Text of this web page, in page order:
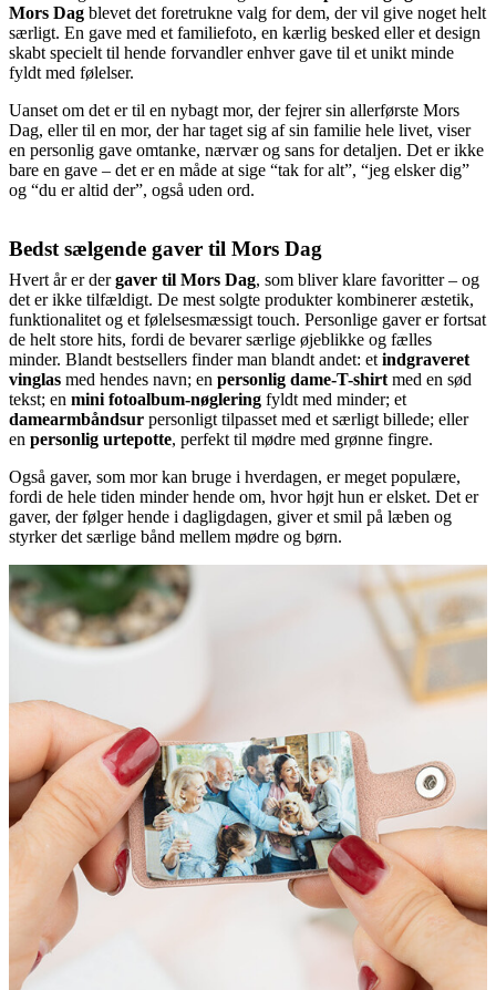
Mors Dag blevet det foretrukne valg for dem, der vil give noget helt
særligt. En gave med et familiefoto, en kærlig besked eller et design
skabt specielt til hende forvandler enhver gave til et unikt minde
fyldt med følelser.
Uanset om det er til en nybagt mor, der fejrer sin allerførste Mors
Dag, eller til en mor, der har taget sig af sin familie hele livet, viser
en personlig gave omtanke, nærvær og sans for detaljen. Det er ikke
bare en gave – det er en måde at sige “tak for alt”, “jeg elsker dig”
og “du er altid der”, også uden ord.
Bedst sælgende gaver til Mors Dag
Hvert år er dergaver til Mors Dag, som bliver klare favoritter – og
det er ikke tilfældigt. De mest solgte produkter kombinerer æstetik,
funktionalitet og et følelsesmæssigt touch. Personlige gaver er fortsat
de helt store hits, fordi de bevarer særlige øjeblikke og fælles
minder. Blandt bestsellers finder man blandt andet: et indgraveret
vinglas med hendes navn; en personlig dame-T-shirt med en sød
tekst; en mini fotoalbum-nøglering fyldt med minder; et
damearmbåndsur personligt tilpasset med et særligt billede; eller
en personlig urtepotte, perfekt til mødre med grønne fingre.
Også gaver, som mor kan bruge i hverdagen, er meget populære,
fordi de hele tiden minder hende om, hvor højt hun er elsket. Det er
gaver, der følger hende i dagligdagen, giver et smil på læben og
styrker det særlige bånd mellem mødre og børn.